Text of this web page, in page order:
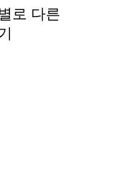
로 다른